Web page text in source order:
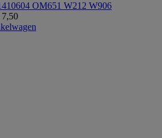
OM651 W212 W906
7,50